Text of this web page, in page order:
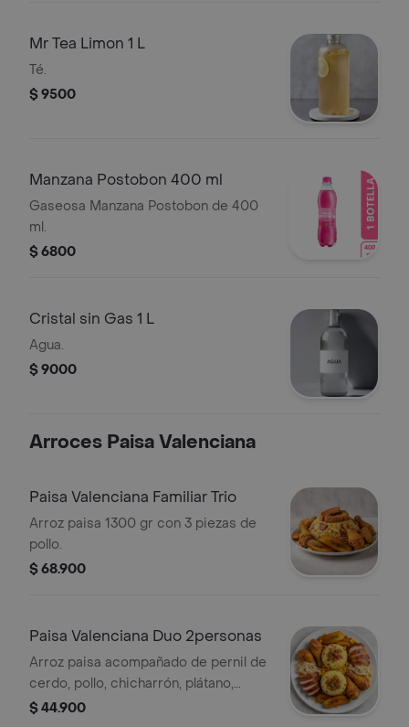
Mr Tea Limon 1 L
Té.
$ 9500
Manzana Postobon 400 ml
Gaseosa Manzana Postobon de 400
ml.
$ 6800
Cristal sin Gas 1 L
Agua.
$ 9000
Arroces Paisa Valenciana
Paisa Valenciana Familiar Trio
Arroz paisa 1300 gr con 3 piezas de
pollo.
$ 68.900
Paisa Valenciana Duo 2personas
Arroz paisa acompañado de pernil de
cerdo, pollo, chicharrón, plátano,
maduro y maicitos, acompañado con
$ 44.900